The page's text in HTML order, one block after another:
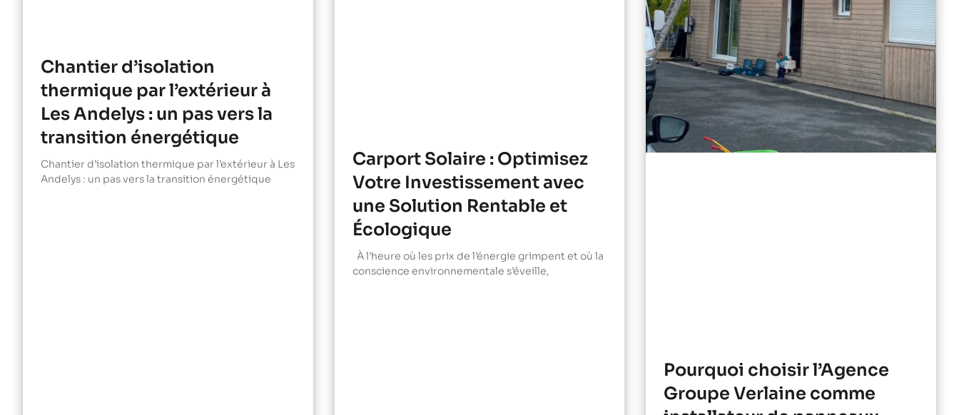
Chantier d’isolation
thermique par l’extérieur à
Les Andelys : un pas vers la
transition énergétique
Chantier d’isolation thermique par l’extérieur à Les
Andelys : un pas vers la transition énergétique
Carport Solaire : Optimisez
Votre Investissement avec
une Solution Rentable et
Écologique
À l’heure où les prix de l’énergie grimpent et où la
conscience environnementale s’éveille,
Pourquoi choisir l’Agence
Groupe Verlaine comme